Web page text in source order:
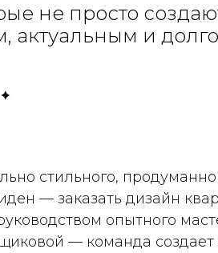
не просто
актуальным и
стильного,
— заказать дизайн
опытного
— команда создает